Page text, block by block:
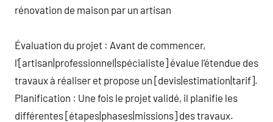
rénovation de maison par un artisan
Évaluation du projet : Avant de commencer,
l'[artisan|professionnel|spécialiste] évalue l’étendue des
travaux à réaliser et propose un [devis|estimation|tarif].
Planification : Une fois le projet validé, il planifie les
différentes [étapes|phases|missions] des travaux.